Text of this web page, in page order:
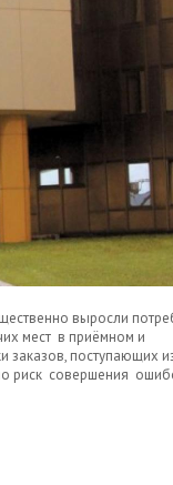
выросли
мест в приёмном и
заказов, поступающих
риск совершения